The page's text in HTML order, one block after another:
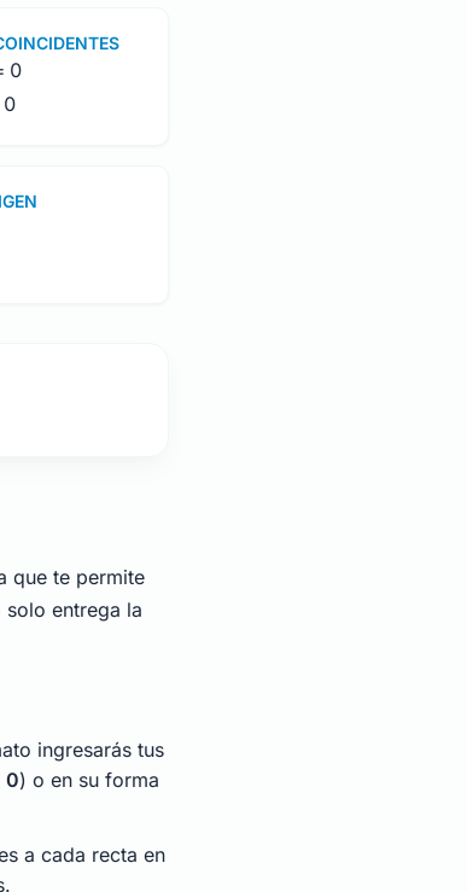
0
0
que te permite
entrega la
ingresarás tus
0) o en su forma
a cada recta en